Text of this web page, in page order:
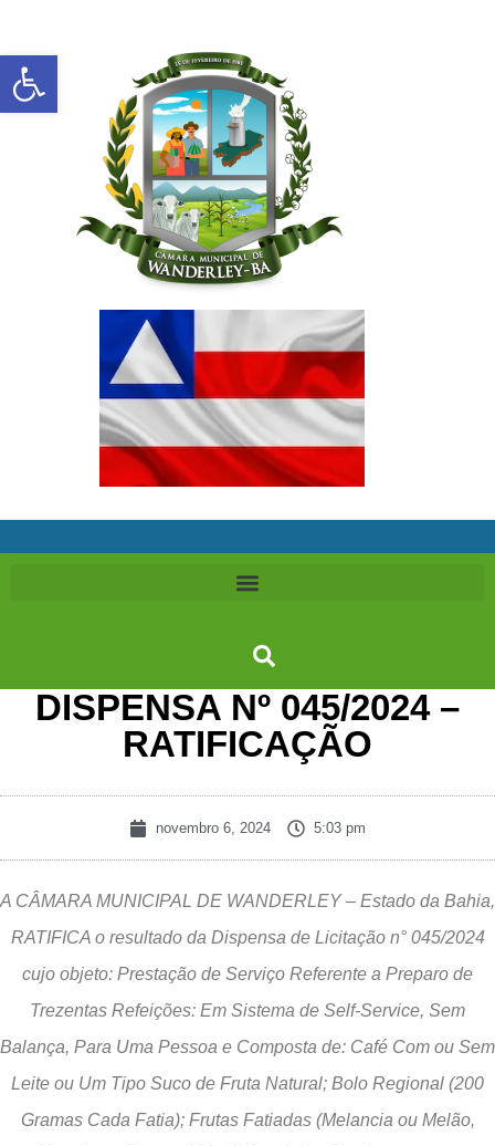
DISPENSA Nº 045/2024 –
RATIFICAÇÃO
novembro 6, 2024 5:03 pm
A CÂMARA MUNICIPAL DE WANDERLEY – Estado da Bahia,
RATIFICA o resultado da Dispensa de Licitação n° 045/2024
cujo objeto: Prestação de Serviço Referente a Preparo de
Trezentas Refeições: Em Sistema de Self-Service, Sem
Balança, Para Uma Pessoa e Composta de: Café Com ou Sem
Leite ou Um Tipo Suco de Fruta Natural; Bolo Regional (200
Gramas Cada Fatia); Frutas Fatiadas (Melancia ou Melão,
Abrir a barra de ferramentas